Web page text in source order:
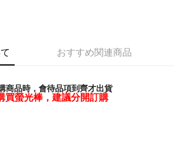
おすすめ関連商品
商品時，會待品項到齊才出貨
買螢光棒，建議分開訂購